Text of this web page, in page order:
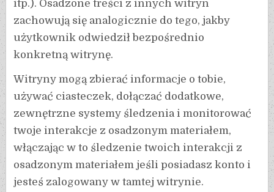
itp.). Osadzone treści z innych witryn
zachowują się analogicznie do tego, jakby
użytkownik odwiedził bezpośrednio
konkretną witrynę.
Witryny mogą zbierać informacje o tobie,
używać ciasteczek, dołączać dodatkowe,
zewnętrzne systemy śledzenia i monitorować
twoje interakcje z osadzonym materiałem,
włączając w to śledzenie twoich interakcji z
osadzonym materiałem jeśli posiadasz konto i
jesteś zalogowany w tamtej witrynie.